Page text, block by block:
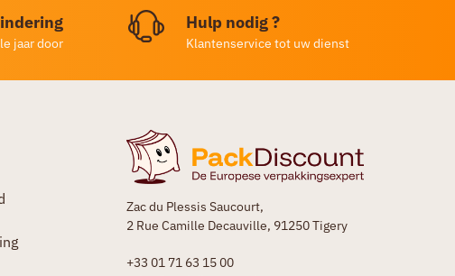
jaar door
Hulp nodig ?
Klantenservice tot uw dienst
Zac du Plessis Saucourt,
2 Rue Camille Decauville, 91250 Tigery
+33 01 71 63 15 00